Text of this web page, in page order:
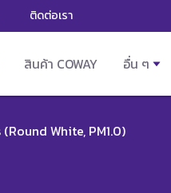
ติดต่อเรา
สินค้า COWAY อื่น ๆ
White, PM1.0)